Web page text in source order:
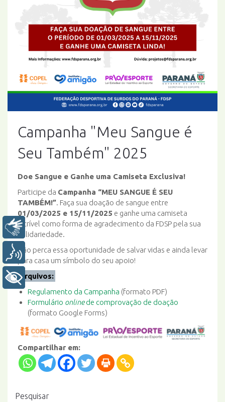
Campanha "Meu Sangue é
Seu Também" 2025
Doe Sangue e Ganhe uma Camiseta Exclusiva!
Participe da Campanha “MEU SANGUE É SEU
TAMBÉM!”. Faça sua doação de sangue entre
01/03/2025 e 15/11/2025 e ganhe uma camiseta
incrível como forma de agradecimento da FDSP pela sua
solidariedade.
Não perca essa oportunidade de salvar vidas e ainda levar
para casa um símbolo do seu apoio!
Arquivos:
Regulamento da Campanha (formato PDF)
Formulário onlinede comprovação de doação
(formato Google Forms)
Compartilhar em:
Pesquisar
Libras
Voz
+ Acessibilidade